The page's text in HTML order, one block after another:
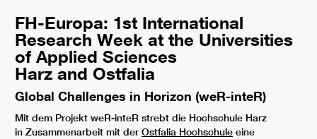
FH-Europa: 1st International
Research Week at the Universities
of Applied Sciences
Harz and Ostfalia
Global Challenges in Horizon (weR-inteR)
Mit dem Projekt weR-inteR strebt die Hochschule Harz
in Zusammenarbeit mit der Ostfalia Hochschule eine